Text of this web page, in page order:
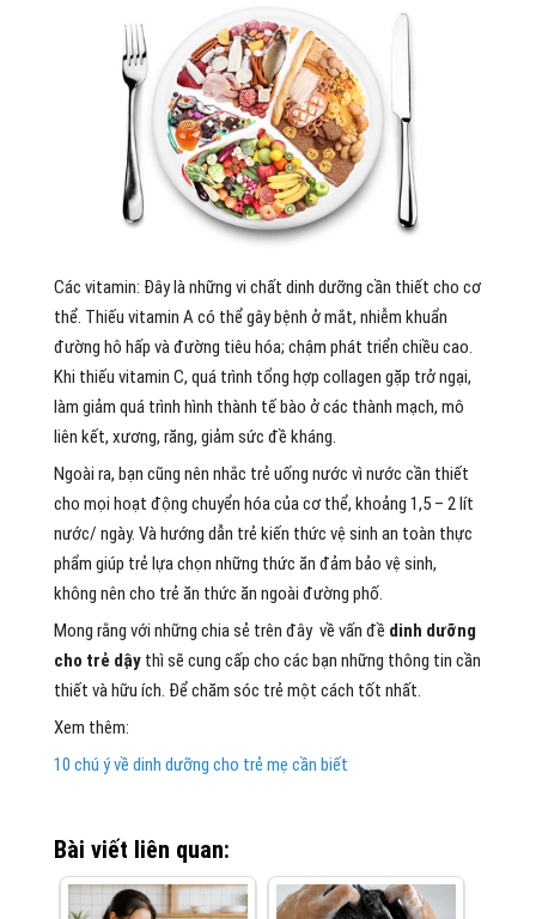
Các vitamin: Đây là những vi chất dinh dưỡng cần thiết cho cơ
thể. Thiếu vitamin A có thể gây bệnh ở mắt, nhiễm khuẩn
đường hô hấp và đường tiêu hóa; chậm phát triển chiều cao.
Khi thiếu vitamin C, quá trình tổng hợp collagen gặp trở ngại,
làm giảm quá trình hình thành tế bào ở các thành mạch, mô
liên kết, xương, răng, giảm sức đề kháng.
Ngoài ra, bạn cũng nên nhắc trẻ uống nước vì nước cần thiết
cho mọi hoạt động chuyển hóa của cơ thể, khoảng 1,5 – 2 lít
nước/ ngày. Và hướng dẫn trẻ kiến thức vệ sinh an toàn thực
phẩm giúp trẻ lựa chọn những thức ăn đảm bảo vệ sinh,
không nên cho trẻ ăn thức ăn ngoài đường phố.
Mong rằng với những chia sẻ trên đây về vấn đề dinh dưỡng
cho trẻ dậythì sẽ cung cấp cho các bạn những thông tin cần
thiết và hữu ích. Để chăm sóc trẻ một cách tốt nhất.
Xem thêm:
10 chú ý về dinh dưỡng cho trẻ mẹ cần biết
Bài viết liên quan: